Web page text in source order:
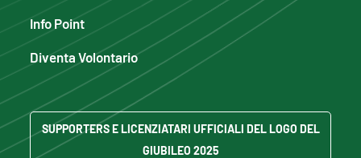
Info Point
Diventa Volontario
SUPPORTERS E LICENZIATARI UFFICIALI DEL LOGO DEL
GIUBILEO 2025